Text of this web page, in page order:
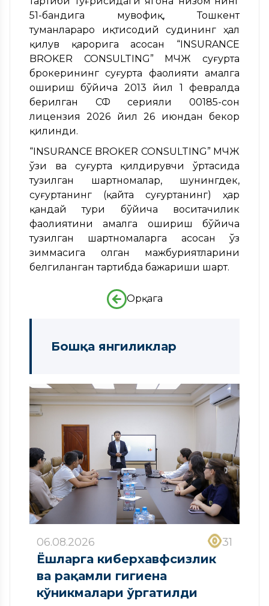
51-бандига мувофиқ, Тошкент
туманлараро иқтисодий судининг ҳал
қилув қарорига асосан “INSURANCE
BROKER CONSULTING” МЧЖ суғурта
брокерининг суғурта фаолияти амалга
ошириш бўйича 2013 йил 1 февралда
берилган СФ серияли 00185-сон
лицензия 2026 йил 26 июндан бекор
қилинди.
“INSURANCE BROKER CONSULTING” МЧЖ
ўзи ва суғурта қилдирувчи ўртасида
тузилган шартномалар, шунингдек,
суғуртанинг (қайта суғуртанинг) ҳар
қандай тури бўйича воситачилик
фаолиятини амалга ошириш бўйича
тузилган шартномаларга асосан ўз
зиммасига олган мажбуриятларини
белгиланган тартибда бажариши шарт.
Орқага
Бошқа янгиликлар
06.08.2026 31
Ёшларга киберхавфсизлик
ва рақамли гигиена
кўникмалари ўргатилди